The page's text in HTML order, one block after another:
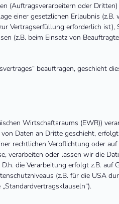
(Auftragsverarbeitern oder Dritten)
einer gesetzlichen Erlaubnis (z.B.
Vertragserfüllung erforderlich ist),
(z.B. beim Einsatz von
beauftragen, geschieht
Wirtschaftsraums (EWR))
Daten an Dritte geschieht,
rechtlichen Verpflichtung oder auf
verarbeiten oder lassen wir die
die Verarbeitung erfolgt z.B. auf
(z.B. für die USA